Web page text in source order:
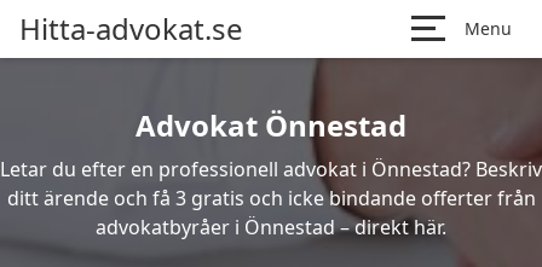
Hitta-advokat.se Menu
Advokat Önnestad
Letar du efter en professionell advokat i Önnestad? Beskriv
ditt ärende och få 3 gratis och icke bindande offerter från
advokatbyråer i Önnestad – direkt här.